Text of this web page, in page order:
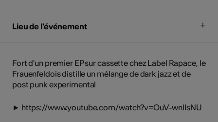
Lieu de l'événement
Fort d'un premier EP sur cassette chez Label Rapace, le
Frauenfeldois distille un mélange de dark jazz et de
post punk experimental
► https://www.youtube.com/watch?v=OuV-wnlIsNU